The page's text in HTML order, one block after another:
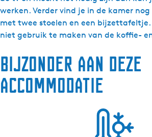
werken. Verder vind je in de kamer
met twee stoelen en een bijzettafeltje.
niet gebruik te maken van de koffie-
Bijzonder aan deze
accommodatie
t
V
o
r
h
u
y